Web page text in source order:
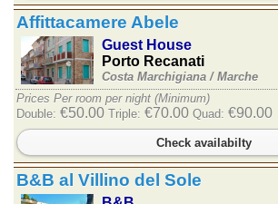
Affittacamere Abele
Guest House
Porto Recanati
Costa Marchigiana / Marche
Prices Per room per night (Minimum)
Double: €50.00 Triple: €70.00 Quad: €90.00
Check availabilty
B&B al Villino del Sole